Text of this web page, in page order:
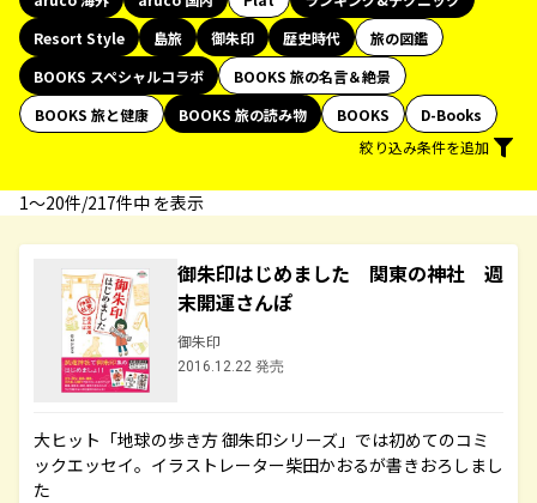
Resort Style
島旅 御朱印 歴史時代
旅の図鑑
BOOKS スペシャルコラボ
BOOKS 旅の名言＆絶景
BOOKS 旅と健康
BOOKS 旅の読み物 BOOKS
D-Books
絞り込み条件を追加
1〜20件/217件中 を表示
御朱印はじめました 関東の神社 週
末開運さんぽ
御朱印
2016.12.22 発売
大ヒット「地球の歩き方 御朱印シリーズ」では初めてのコミ
ックエッセイ。イラストレーター柴田かおるが書きおろしまし
た